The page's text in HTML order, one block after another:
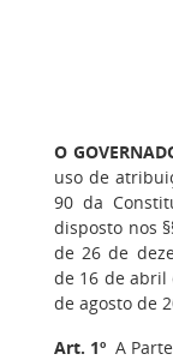
O
uso de
90 da
disposto nos
de 26 de
de 16 de abril
de agosto de
Art. 1º A